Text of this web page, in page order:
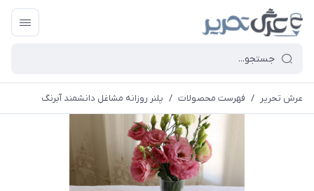
عرش تحریر / فهرست محصولات / پلنر روزانه مشاغل دانشمند آبرنگ